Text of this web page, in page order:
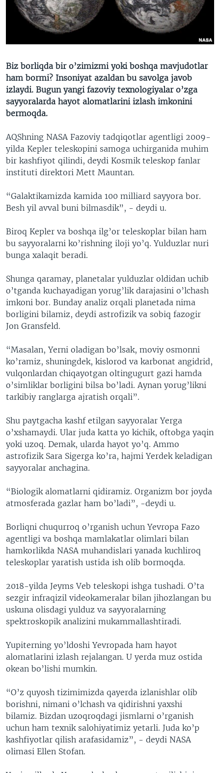
VIDEO
XABARLAR SURATLARDA
ODNOKLASSNIKI
TELEGRAM
TWITTER
SOUNDCLOUD
VOA
Biz borliqda bir o’zimizmi yoki boshqa mavjudotlar
ham bormi? Insoniyat azaldan bu savolga javob
izlaydi. Bugun yangi fazoviy texnologiyalar o’zga
sayyoralarda hayot alomatlarini izlash imkonini
bermoqda.
AQShning NASA Fazoviy tadqiqotlar agentligi 2009-
yilda Kepler teleskopini samoga uchirganida muhim
bir kashfiyot qilindi, deydi Kosmik teleskop fanlar
instituti direktori Mett Mauntan.
“Galaktikamizda kamida 100 milliard sayyora bor.
Besh yil avval buni bilmasdik”, - deydi u.
Biroq Kepler va boshqa ilg’or teleskoplar bilan ham
bu sayyoralarni ko’rishning iloji yo’q. Yulduzlar nuri
bunga xalaqit beradi.
Shunga qaramay, planetalar yulduzlar oldidan uchib
o’tganda kuchayadigan yorug’lik darajasini o’lchash
imkoni bor. Bunday analiz orqali planetada nima
borligini bilamiz, deydi astrofizik va sobiq fazogir
Jon Gransfeld.
“Masalan, Yerni oladigan bo’lsak, moviy osmonni
ko’ramiz, shuningdek, kislorod va karbonat angidrid,
vulqonlardan chiqayotgan oltingugurt gazi hamda
o’simliklar borligini bilsa bo’ladi. Aynan yorug’likni
tarkibiy ranglarga ajratish orqali”.
Shu paytgacha kashf etilgan sayyoralar Yerga
o’xshamaydi. Ular juda katta yo kichik, oftobga yaqin
yoki uzoq. Demak, ularda hayot yo’q. Ammo
astrofizik Sara Sigerga ko’ra, hajmi Yerdek keladigan
sayyoralar anchagina.
“Biologik alomatlarni qidiramiz. Organizm bor joyda
atmosferada gazlar ham bo’ladi”, -deydi u.
Borliqni chuqurroq o’rganish uchun Yevropa Fazo
agentligi va boshqa mamlakatlar olimlari bilan
hamkorlikda NASA muhandislari yanada kuchliroq
teleskoplar yaratish ustida ish olib bormoqda.
2018-yilda Jeyms Veb teleskopi ishga tushadi. O’ta
sezgir infraqizil videokameralar bilan jihozlangan bu
uskuna olisdagi yulduz va sayyoralarning
spektroskopik analizini mukammallashtiradi.
Yupiterning yo’ldoshi Yevropada ham hayot
alomatlarini izlash rejalangan. U yerda muz ostida
okean bo’lishi mumkin.
“O’z quyosh tizimimizda qayerda izlanishlar olib
borishni, nimani o’lchash va qidirishni yaxshi
bilamiz. Bizdan uzoqroqdagi jismlarni o’rganish
uchun ham texnik salohiyatimiz yetarli. Juda ko’p
kashfiyotlar qilish arafasidamiz”, - deydi NASA
olimasi Ellen Stofan.